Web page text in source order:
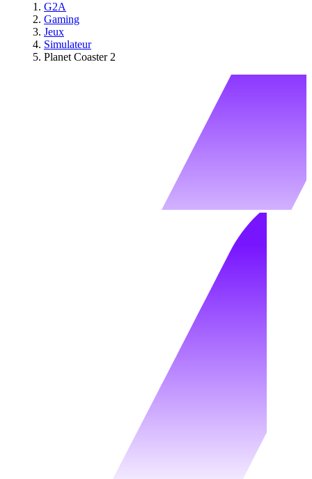
G2A
Gaming
Jeux
Simulateur
Planet Coaster 2